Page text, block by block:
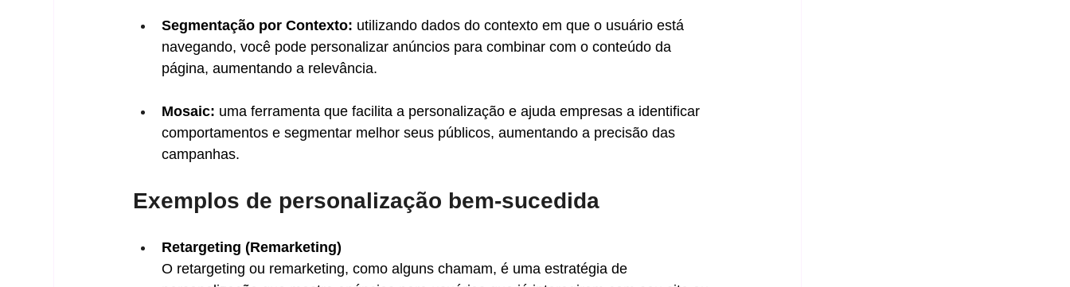
Segmentação por Contexto: utilizando dados do contexto em que o usuário está
navegando, você pode personalizar anúncios para combinar com o conteúdo da
página, aumentando a relevância.
Mosaic: uma ferramenta que facilita a personalização e ajuda empresas a identificar
comportamentos e segmentar melhor seus públicos, aumentando a precisão das
campanhas.
Exemplos de personalização bem-sucedida
Retargeting (Remarketing)
O retargeting ou remarketing, como alguns chamam, é uma estratégia de